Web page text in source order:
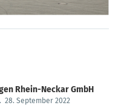
Rhein-Neckar GmbH
. 28. September 2022